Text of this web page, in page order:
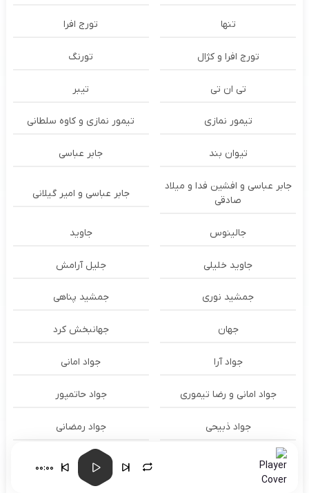
تنها تورج افرا
تورج افرا و کژال تورنگ
تی ان تی تیبر
تیمور نمازی تیمور نمازی و کاوه سلطانی
تیوان بند جابر عباسی
جابر عباسی و افشین فدا و میلاد
صادقی
جابر عباسی و امیر گیلانی
جالینوس جاوید
جاوید خلیلی جلیل آرامش
جمشید نوری جمشید پناهی
جهان جهانبخش کرد
جواد آرا جواد امانی
جواد امانی و رضا تیموری جواد حاتمپور
جواد ذبیحی جواد رمضانی
جواد عباسی
00:00